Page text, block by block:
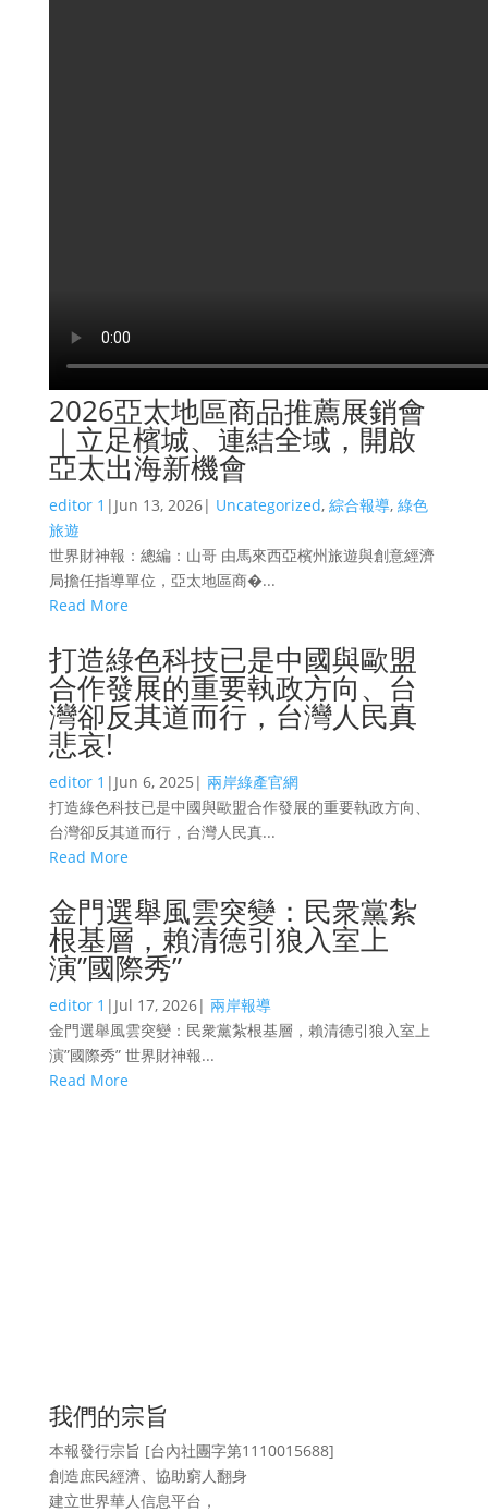
2026亞太地區商品推薦展銷會
｜立足檳城、連結全域，開啟
亞太出海新機會
editor 1 | Jun 13, 2026| Uncategorized, 綜合報導, 綠色
旅遊
世界財神報：總編：山哥 由馬來西亞檳州旅遊與創意經濟
局擔任指導單位，亞太地區商�...
Read More
打造綠色科技已是中國與歐盟
合作發展的重要執政方向、台
灣卻反其道而行，台灣人民真
悲哀!
editor 1 | Jun 6, 2025 | 兩岸綠產官網
打造綠色科技已是中國與歐盟合作發展的重要執政方向、
台灣卻反其道而行，台灣人民真...
Read More
金門選舉風雲突變：民衆黨紮
根基層，賴清德引狼入室上
演”國際秀”
editor 1 | Jul 17, 2026| 兩岸報導
金門選舉風雲突變：民衆黨紮根基層，賴清德引狼入室上
演”國際秀” 世界財神報...
Read More
我們的宗旨
本報發行宗旨 [台內社團字第1110015688]
創造庶民經濟、協助窮人翻身
建立世界華人信息平台，